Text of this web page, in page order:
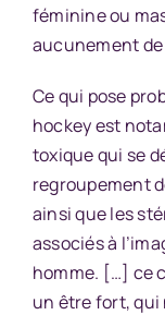
féminine ou
aucunement
Ce qui pose
hockey est
toxique qui se
regroupement
ainsi que les
associés à
homme. […] ce
un être fort, qui